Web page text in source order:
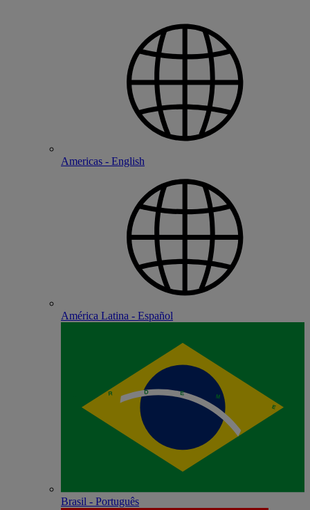
Americas - English
América Latina - Español
Brasil - Português